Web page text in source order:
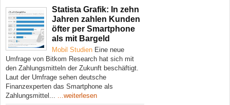
Statista Grafik: In zehn
Jahren zahlen Kunden
öfter per Smartphone
als mit Bargeld
Mobil Studien Eine neue
Umfrage von Bitkom Research hat sich mit
den Zahlungsmitteln der Zukunft beschäftigt.
Laut der Umfrage sehen deutsche
Finanzexperten das Smartphone als
Zahlungsmittel... ...weiterlesen